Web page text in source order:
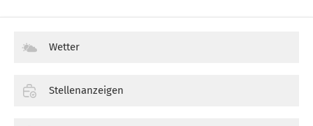
Wetter
Stellenanzeigen